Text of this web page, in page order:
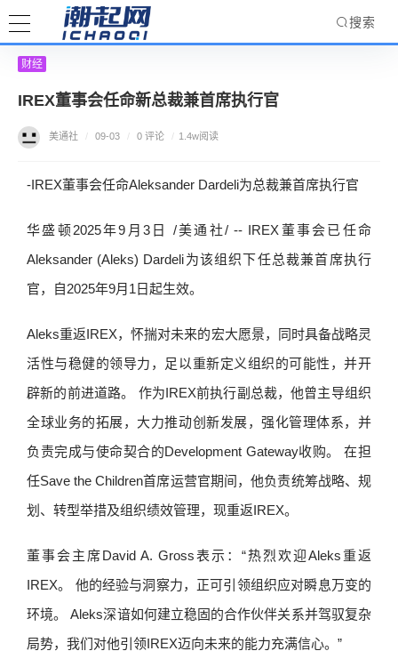
搜索
财经
IREX董事会任命新总裁兼首席执行官
美通社 / 09-03 / 0 评论 / 1.4w阅读
-IREX董事会任命Aleksander Dardeli为总裁兼首席执行官
华盛顿2025年9月3日 /美通社/ -- IREX董事会已任命
Aleksander (Aleks) Dardeli为该组织下任总裁兼首席执行
官，自2025年9月1日起生效。
Aleks重返IREX，怀揣对未来的宏大愿景，同时具备战略灵
活性与稳健的领导力，足以重新定义组织的可能性，并开
辟新的前进道路。 作为IREX前执行副总裁，他曾主导组织
全球业务的拓展，大力推动创新发展，强化管理体系，并
负责完成与使命契合的Development Gateway收购。 在担
任Save the Children首席运营官期间，他负责统筹战略、规
划、转型举措及组织绩效管理，现重返IREX。
董事会主席David A. Gross表示：“热烈欢迎Aleks重返
IREX。 他的经验与洞察力，正可引领组织应对瞬息万变的
环境。 Aleks深谙如何建立稳固的合作伙伴关系并驾驭复杂
局势，我们对他引领IREX迈向未来的能力充满信心。”